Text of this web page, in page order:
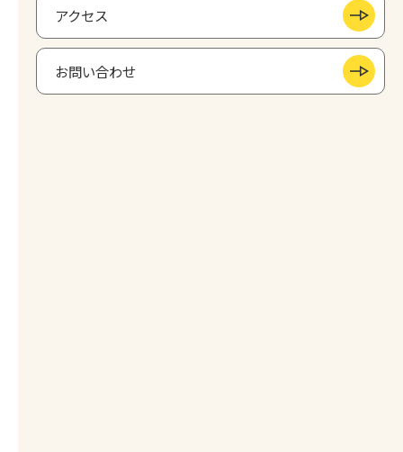
アクセス
お問い合わせ